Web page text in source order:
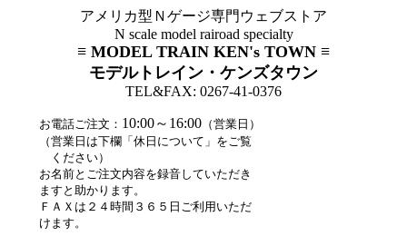
アメリカ型Ｎゲージ専門ウェブストア
N scale model rairoad specialty
≡ MODEL TRAIN KEN's TOWN ≡
モデルトレイン・ケンズタウン
TEL&FAX: 0267-41-0376
お電話ご注文： 10:00～16:00 （営業日）
（営業日は下欄「休日について」をご覧
ください）
お名前とご注文内容を録音していただき
ますと助かります。
ＦＡＸは２４時間３６５日ご利用いただ
けます。